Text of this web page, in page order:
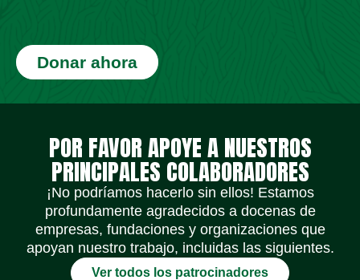
Donar ahora
POR FAVOR APOYE A NUESTROS
PRINCIPALES COLABORADORES
¡No podríamos hacerlo sin ellos! Estamos
profundamente agradecidos a docenas de
empresas, fundaciones y organizaciones que
apoyan nuestro trabajo, incluidas las siguientes.
Ver todos los patrocinadores
Iconos de redes socialesIconos de redes socialesIconos de redes socialesIconos de redes socialesIconos de redes socialesIconos de redes sociales